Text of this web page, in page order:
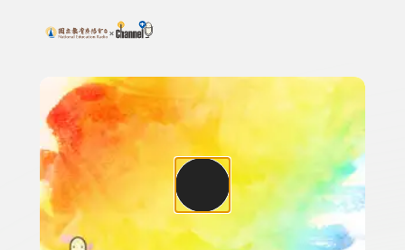
上方功能區塊
搜尋關鍵字：可輸入節目名稱、主持人或關鍵字